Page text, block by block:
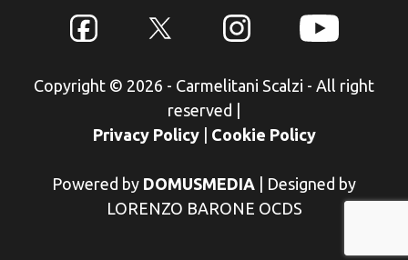
Copyright © 2026 - Carmelitani Scalzi - All right
reserved
Privacy Policy
Cookie Policy
Powered by DOMUSMEDIA
Designed by
LORENZO BARONE OCDS